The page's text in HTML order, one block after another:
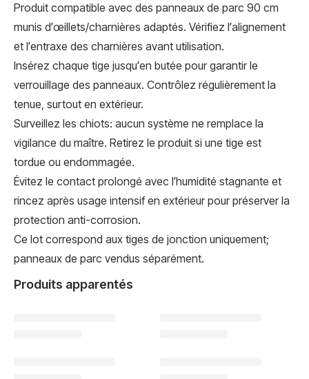
Produit compatible avec des panneaux de parc 90 cm
munis d’œillets/charnières adaptés. Vérifiez l’alignement
et l’entraxe des charnières avant utilisation.
Insérez chaque tige jusqu’en butée pour garantir le
verrouillage des panneaux. Contrôlez régulièrement la
tenue, surtout en extérieur.
Surveillez les chiots: aucun système ne remplace la
vigilance du maître. Retirez le produit si une tige est
tordue ou endommagée.
Évitez le contact prolongé avec l’humidité stagnante et
rincez après usage intensif en extérieur pour préserver la
protection anti-corrosion.
Ce lot correspond aux tiges de jonction uniquement;
panneaux de parc vendus séparément.
Produits apparentés